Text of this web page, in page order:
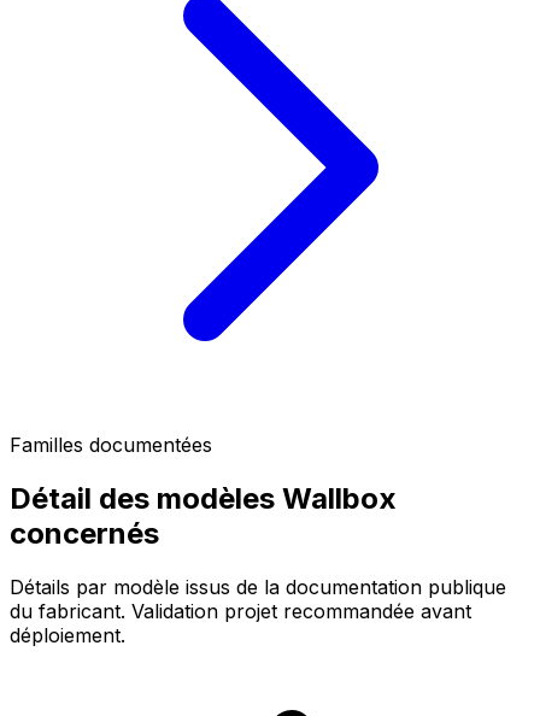
Familles documentées
Détail des modèles Wallbox
concernés
Détails par modèle issus de la documentation publique
du fabricant. Validation projet recommandée avant
déploiement.